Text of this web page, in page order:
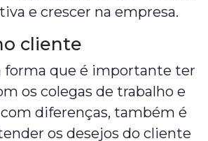
e crescer na empresa.
cliente
forma que é importante ter
os colegas de trabalho e
diferenças, também é
os desejos do cliente